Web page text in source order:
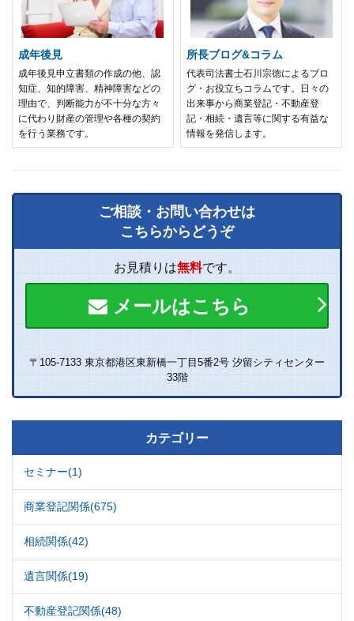
成年後見
成年後見申立書類の作成の他、認
知症、知的障害、精神障害などの
理由で、判断能力が不十分な方々
に代わり財産の管理や各種の契約
を行う業務です。
所長ブログ&コラム
代表司法書士石川宗徳によるブロ
グ・お役立ちコラムです。日々の
出来事から商業登記・不動産登
記・相続・遺言等に関する有益な
情報を発信します。
ご相談・お問い合わせは
こちらからどうぞ
お見積りは無料です。
メールはこちら
〒105-7133 東京都港区東新橋一丁目5番2号 汐留シティセンター
33階
カテゴリー
セミナー(1)
商業登記関係(675)
相続関係(42)
遺言関係(19)
不動産登記関係(48)